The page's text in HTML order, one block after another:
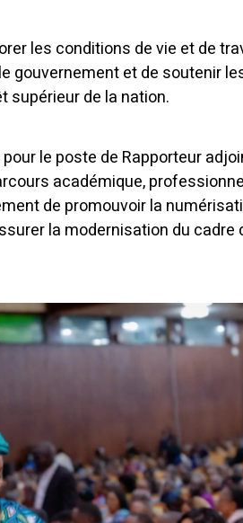
les conditions de vie et de
gouvernement et de soutenir
supérieur de la nation.
le poste de Rapporteur
académique,
de promouvoir la
la modernisation du cadre